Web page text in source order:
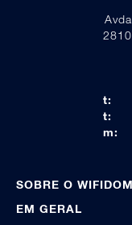
t:
t:
m:
SOBRE O WIFIDOM
EM GERAL